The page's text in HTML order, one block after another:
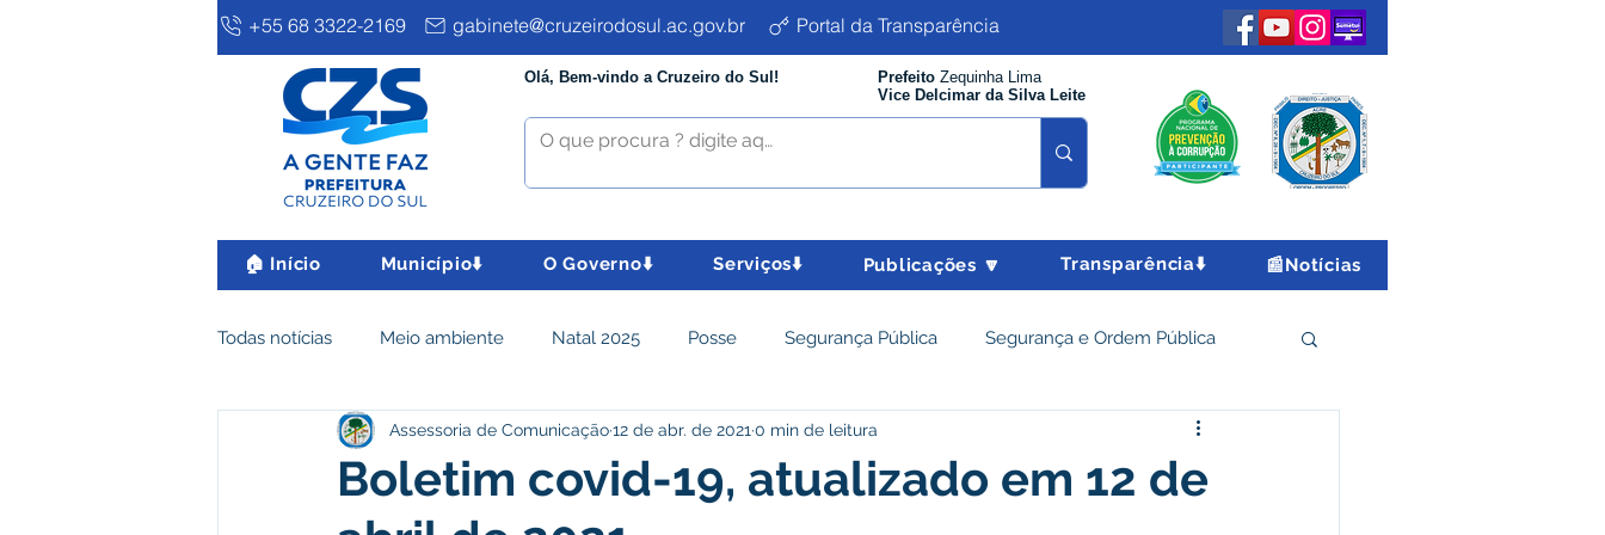
+55 68 3322-2169 gabinete@cruzeirodosul.ac.gov.br Portal da Transparência
Olá, Bem-vindo a Cruzeiro do Sul! Prefeito Zequinha Lima
Vice Delcimar da Silva Leite
🏠 Início Município⬇️ O Governo⬇️ Serviços⬇️ Publicações 🔽 Transparência⬇️ 📰Notícias
Todas notícias Meio ambiente Natal 2025 Posse Segurança Pública Segurança e Ordem Pública
Clima e Meio Ambiente Assistência Social e Cidadania Parcerias Desenvolvimento Econômico e Turismo
Desenvolvimento econômico e turismo
Boletim covid-19, atualizado em 12 de
Assessoria de Comunicação12 de abr. de 2021 0 min de leitura